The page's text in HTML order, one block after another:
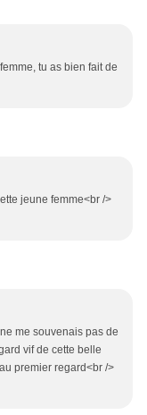
tu as bien fait de
jeune femme<br />
me souvenais pas de
vif de cette belle
premier regard<br />